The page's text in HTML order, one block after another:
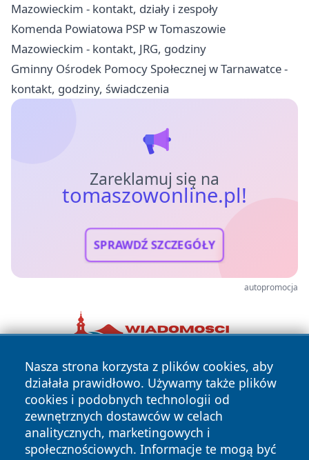
Mazowieckim - kontakt, działy i zespoły
Komenda Powiatowa PSP w Tomaszowie
Mazowieckim - kontakt, JRG, godziny
Gminny Ośrodek Pomocy Społecznej w Tarnawatce -
kontakt, godziny, świadczenia
Zareklamuj się na
tomaszowonline.pl!
SPRAWDŹ SZCZEGÓŁY
autopromocja
Nasza strona korzysta z plików cookies, aby
działała prawidłowo. Używamy także plików
cookies i podobnych technologii od
zewnętrznych dostawców w celach
analitycznych, marketingowych i
społecznościowych. Informacje te mogą być
Copyright © 2026 tomaszowonline.pl Wszystkie prawa